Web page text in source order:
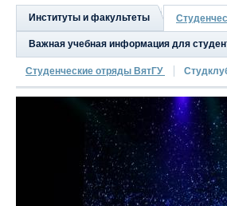
Институты и факультеты
Важная учебная информация для
Студенческие отряды ВятГУ